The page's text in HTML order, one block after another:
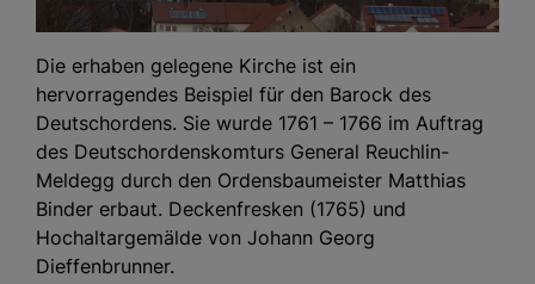
Die erhaben gelegene Kirche ist ein
hervorragendes Beispiel für den Barock des
Deutschordens. Sie wurde 1761 – 1766 im Auftrag
des Deutschordenskomturs General Reuchlin-
Meldegg durch den Ordensbaumeister Matthias
Binder erbaut. Deckenfresken (1765) und
Hochaltargemälde von Johann Georg
Dieffenbrunner.